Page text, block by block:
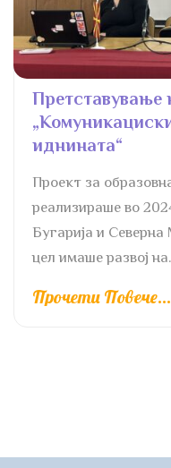
Претставување
иднината“
Проект за
реализираше во
Бугарија и Северна
цел имаше развој
Прочети Повече...